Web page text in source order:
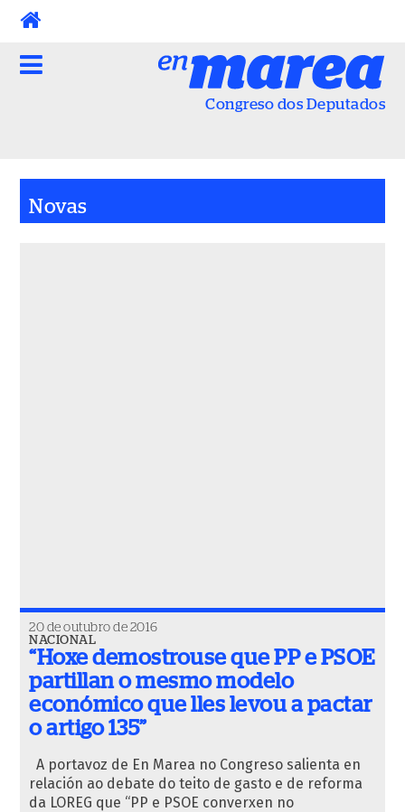
Skip
Congreso dos Deputados
Novas
20 de outubro de 2016
NACIONAL
“Hoxe demostrouse que PP e PSOE
partillan o mesmo modelo
económico que lles levou a pactar
o artigo 135”
A portavoz de En Marea no Congreso salienta en
relación ao debate do teito de gasto e de reforma
da LOREG que “PP e PSOE converxen no